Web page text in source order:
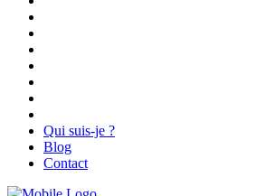
Qui suis-je ?
Blog
Contact